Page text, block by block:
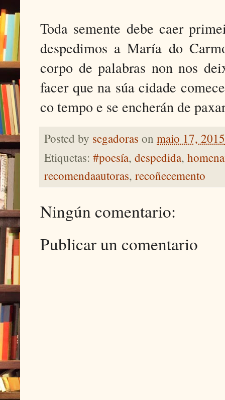
Toda semente debe caer
despedimos a María do
corpo de palabras non nos
facer que na súa cidade
co tempo e se encherán de
Posted by segadoras on maio 17, 2015
Etiquetas: #poesía, despedida,
recomendaautoras, recoñecemento
Ningún comentario:
Publicar un comentario